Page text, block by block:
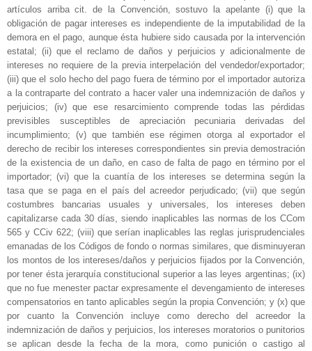
artículos arriba cit. de la Convención, sostuvo la apelante (i) que la
obligación de pagar intereses es independiente de la imputabilidad de la
demora en el pago, aunque ésta hubiere sido causada por la intervención
estatal; (ii) que el reclamo de daños y perjuicios y adicionalmente de
intereses no requiere de la previa interpelación del vendedor/exportador;
(iii) que el solo hecho del pago fuera de término por el importador autoriza
a la contraparte del contrato a hacer valer una indemnización de daños y
perjuicios; (iv) que ese resarcimiento comprende todas las pérdidas
previsibles susceptibles de apreciación pecuniaria derivadas del
incumplimiento; (v) que también ese régimen otorga al exportador el
derecho de recibir los intereses correspondientes sin previa demostración
de la existencia de un daño, en caso de falta de pago en término por el
importador; (vi) que la cuantía de los intereses se determina según la
tasa que se paga en el país del acreedor perjudicado; (vii) que según
costumbres bancarias usuales y universales, los intereses deben
capitalizarse cada 30 días, siendo inaplicables las normas de los CCom
565 y CCiv 622; (viii) que serían inaplicables las reglas jurisprudenciales
emanadas de los Códigos de fondo o normas similares, que disminuyeran
los montos de los intereses/daños y perjuicios fijados por la Convención,
por tener ésta jerarquía constitucional superior a las leyes argentinas; (ix)
que no fue menester pactar expresamente el devengamiento de intereses
compensatorios en tanto aplicables según la propia Convención; y (x) que
por cuanto la Convención incluye como derecho del acreedor la
indemnización de daños y perjuicios, los intereses moratorios o punitorios
se aplican desde la fecha de la mora, como punición o castigo al